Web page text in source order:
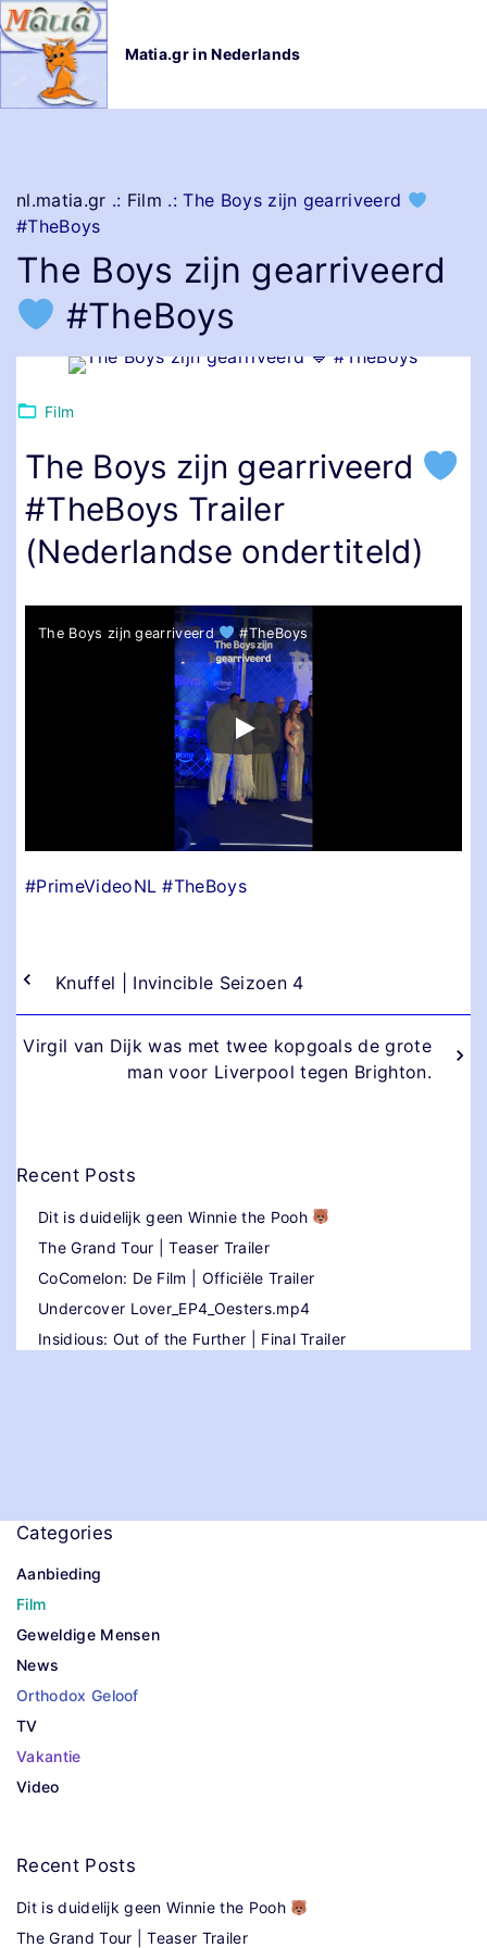
G
a
Matia.gr in Nederlands
nl.matia.gr .: Film .:The Boys zijn gearriveerd
#TheBoys
The Boys zijn gearriveerd
#TheBoys
Film
The Boys zijn gearriveerd
#TheBoys Trailer
(Nederlandse ondertiteld)
The Boys zijn gearriveerd #TheBoys
#PrimeVideoNL #TheBoys
Knuffel | Invincible Seizoen 4
Virgil van Dijk was met twee kopgoals de grote
man voor Liverpool tegen Brighton.
Recent Posts
Dit is duidelijk geen Winnie the Pooh
The Grand Tour | Teaser Trailer
CoComelon: De Film | Officiële Trailer
Undercover Lover_EP4_Oesters.mp4
Insidious: Out of the Further | Final Trailer
Categories
Aanbieding
Film
Geweldige Mensen
News
Orthodox Geloof
TV
Vakantie
Video
Recent Posts
Dit is duidelijk geen Winnie the Pooh
The Grand Tour | Teaser Trailer